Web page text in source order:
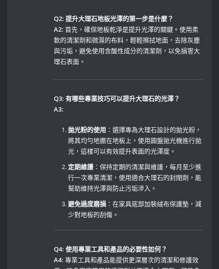
Q2: 提升大理石地板光澤的第一步是什麼？
A2: 首先，確保地板乾淨是提升光澤的關鍵。使用柔
軟的清潔劑和微濕的布料，輕輕擦拭地面，去除灰塵
與污垢，避免使用含酸性成分的清潔劑，以免損害大
理石表面。
Q3: 有哪些專業技巧可以提升大理石的光澤？
A3:
拋光粉的使用 ：選擇專為大理石設計的拋光粉，
將其均勻地撒在地板上，使用圓盤拋光機進行拋
光，這樣可以有效提升表面的光澤度。
定期維護 ：保持定期的清潔與維護，每月至少進
行一次專業清潔，使用適合大理石的封閉劑，能
幫助維持光澤與防止污垢滲入。
避免過度磨損 ：在家具底部加裝絨布保護墊，減
少對地板的刮傷。
Q4: 使用專業工具和產品的必要性如何？
A4: 專業工具和產品能提供更深層次的清潔和修護效